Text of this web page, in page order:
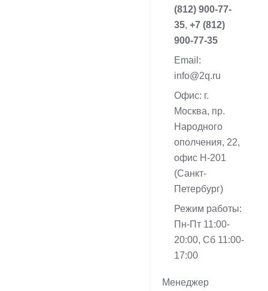
(812) 900-77-
35, +7 (812)
900-77-35
Email:
info@2q.ru
Офис: г.
Москва, пр.
Народного
ополчения, 22,
офис Н-201
(Санкт-
Петербург)
Режим работы:
Пн-Пт 11:00-
20:00, Сб 11:00-
17:00
Менеджер